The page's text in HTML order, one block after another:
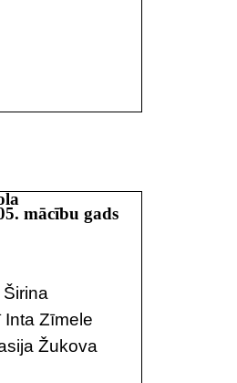
mācību gads
Inta Zīmele
Žukova